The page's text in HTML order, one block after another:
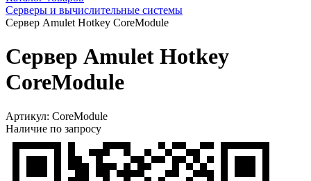
Серверы и вычислительные системы
Сервер Amulet Hotkey CoreModule
Сервер Amulet Hotkey
CoreModule
Артикул: CoreModule
Наличие по запросу